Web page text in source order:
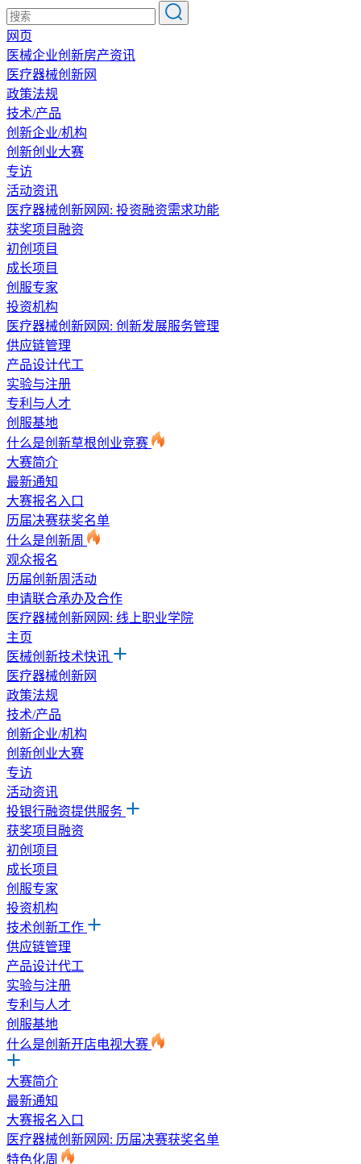
网页
医械企业创新房产资讯
医疗器械创新网
政策法规
技术/产品
创新企业/机构
创新创业大赛
专访
活动资讯
医疗器械创新网网: 投资融资需求功能
获奖项目融资
初创项目
成长项目
创服专家
投资机构
医疗器械创新网网: 创新发展服务管理
供应链管理
产品设计代工
实验与注册
专利与人才
创服基地
什么是创新草根创业竞赛
大赛简介
最新通知
大赛报名入口
历届决赛获奖名单
什么是创新周
观众报名
历届创新周活动
申请联合承办及合作
医疗器械创新网网: 线上职业学院
主页
医械创新技术快讯
医疗器械创新网
政策法规
技术/产品
创新企业/机构
创新创业大赛
专访
活动资讯
投银行融资提供服务
获奖项目融资
初创项目
成长项目
创服专家
投资机构
技术创新工作
供应链管理
产品设计代工
实验与注册
专利与人才
创服基地
什么是创新开店电视大赛
大赛简介
最新通知
大赛报名入口
医疗器械创新网网: 历届决赛获奖名单
特色化周